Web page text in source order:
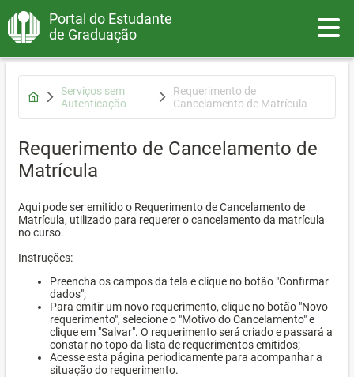
Portal do Estudante
de Graduação
Serviços sem
Autenticação
Requerimento de
Cancelamento de Matrícula
Requerimento de Cancelamento de
Matrícula
Aqui pode ser emitido o Requerimento de Cancelamento de
Matrícula, utilizado para requerer o cancelamento da matrícula
no curso.
Instruções:
Preencha os campos da tela e clique no botão "Confirmar
dados";
Para emitir um novo requerimento, clique no botão "Novo
requerimento", selecione o "Motivo do Cancelamento" e
clique em "Salvar". O requerimento será criado e passará a
constar no topo da lista de requerimentos emitidos;
Acesse esta página periodicamente para acompanhar a
situação do requerimento.